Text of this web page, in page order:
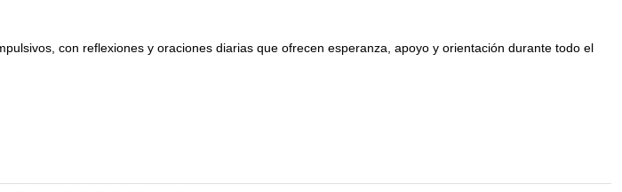
con reflexiones y oraciones diarias que ofrecen esperanza, apoyo y orientación durante todo el